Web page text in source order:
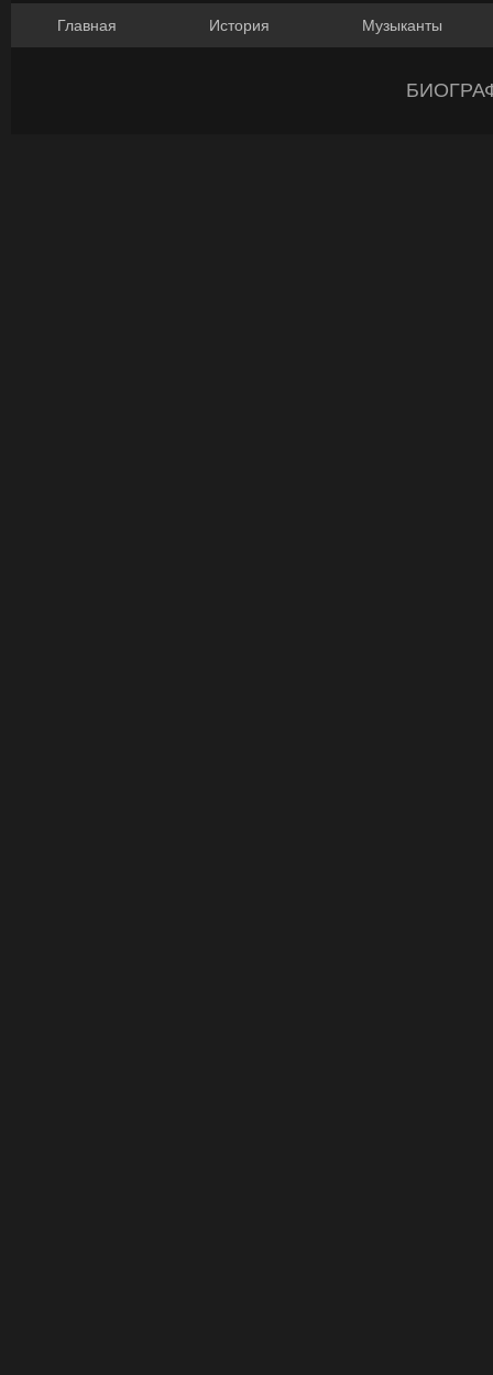
Главная История Музыканты